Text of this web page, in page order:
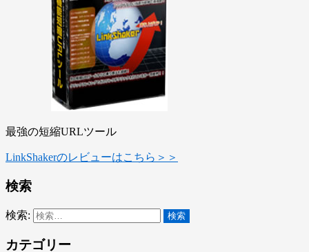
最強の短縮URLツール
LinkShakerのレビューはこちら＞＞
検索
検索:
カテゴリー